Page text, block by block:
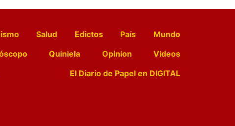
Salud Edictos País
Mundo
Quiniela Opinion
Videos
El Diario de Papel en DIGITAL